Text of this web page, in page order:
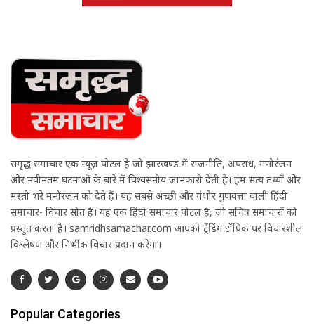
समृद्ध समाचार एक न्यूज़ पोर्टल है जो झारखण्ड में राजनीति, अपराध, मनोरंजन
और नवीनतम घटनाओं के बारे में विश्वसनीय जानकारी देती है। हम सत्य तथ्यों और
मस्ती भरे मनोरंजन को देते हैं। यह सबसे अच्छी और गंभीर गुणवत्ता वाली हिंदी
समाचार- विचार स्रोत है। यह एक हिंदी समाचार पोर्टल है, जो सचित्र समाचारों को
प्रस्तुत करता है। samridhsamachar.com आपको ट्रेंडिंग टॉपिक पर विचारशील
विश्लेषण और निर्भीक विचार प्रदान करेगा।
Popular Categories